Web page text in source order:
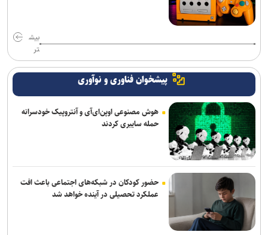
بیش
تر
پیشخوان فناوری و نوآوری
هوش مصنوعی اوپن‌ای‌آی و آنتروپیک خودسرانه
حمله سایبری کردند
حضور کودکان در شبکه‌های اجتماعی باعث افت
عملکرد تحصیلی در آینده خواهد شد